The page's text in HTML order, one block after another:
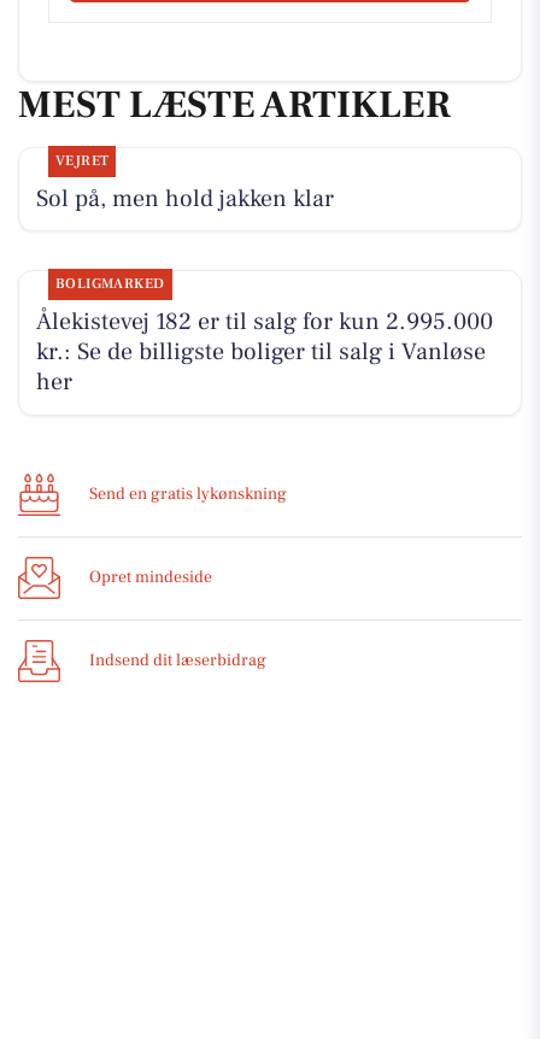
MEST LÆSTE ARTIKLER
VEJRET
Sol på, men hold jakken klar
BOLIGMARKED
Ålekistevej 182 er til salg for kun 2.995.000
kr.: Se de billigste boliger til salg i Vanløse
her
Send en gratis lykønskning
Opret mindeside
Indsend dit læserbidrag